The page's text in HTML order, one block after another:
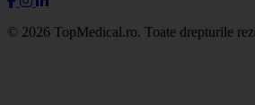
© 2026 TopMedical.ro. Toate drepturile